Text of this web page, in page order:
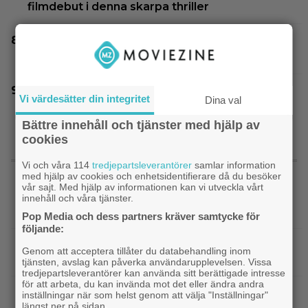
filmdebut i denna skarpa thriller
Nu på HBO Max: Tom Hardy gör sin bästa roll i
”fullkomligt lysande” drama från 2013
oförutsägbar thriller från 2008
SENASTE NYTT
AI|Warner Bros får kritik: AI-animerad hund gör
reklam för filmen ”The End of Oak Street”
Disney Plus
”The Simpsons” kan ta slut efter 40
säsonger – tror skådespelaren bakom Bart
Klassiker|90-talets roligaste komedi intar
Vi värdesätter din integritet Dina val
Bättre innehåll och tjänster med hjälp av
cookies
Vi och våra 114tredjepartsleverantörer samlar information
med hjälp av cookies och enhetsidentifierare då du besöker
vår sajt. Med hjälp av informationen kan vi utveckla vårt
innehåll och våra tjänster.
Pop Media och dess partners kräver samtycke för
följande:
Genom att acceptera tillåter du databehandling inom
tjänsten, avslag kan påverka användarupplevelsen. Vissa
tredjepartsleverantörer kan använda sitt berättigade intresse
för att arbeta, du kan invända mot det eller ändra andra
inställningar när som helst genom att välja "Inställningar"